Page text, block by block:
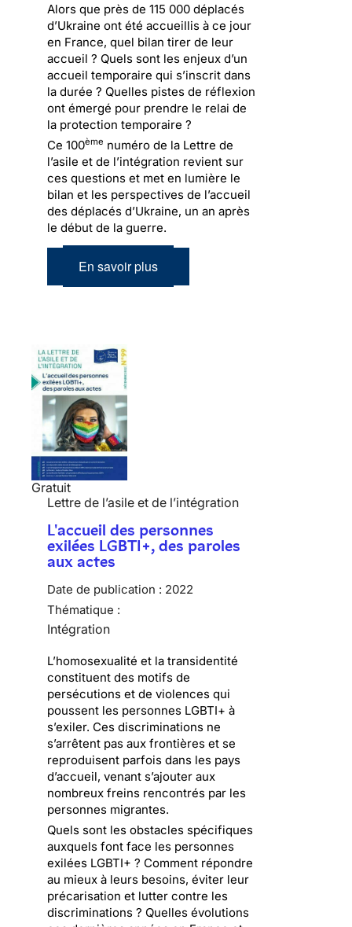
Alors que près de 115 000 déplacés
d’Ukraine ont été accueillis à ce jour
en France, quel bilan tirer de leur
accueil ? Quels sont les enjeux d’un
accueil temporaire qui s’inscrit dans
la durée ? Quelles pistes de réflexion
ont émergé pour prendre le relai de
la protection temporaire ?
Ce 100ème numéro de la Lettre de
l’asile et de l’intégration revient sur
ces questions et met en lumière le
bilan et les perspectives de l’accueil
des déplacés d’Ukraine, un an après
le début de la guerre.
En savoir plus
Gratuit
Lettre de l’asile et de l’intégration
L'accueil des personnes
exilées LGBTI+, des paroles
aux actes
Date de publication : 2022
Thématique :
Intégration
L’homosexualité et la transidentité
constituent des motifs de
persécutions et de violences qui
poussent les personnes LGBTI+ à
s’exiler. Ces discriminations ne
s’arrêtent pas aux frontières et se
reproduisent parfois dans les pays
d’accueil, venant s’ajouter aux
nombreux freins rencontrés par les
personnes migrantes.
Quels sont les obstacles spécifiques
auxquels font face les personnes
exilées LGBTI+ ? Comment répondre
au mieux à leurs besoins, éviter leur
précarisation et lutter contre les
discriminations ? Quelles évolutions